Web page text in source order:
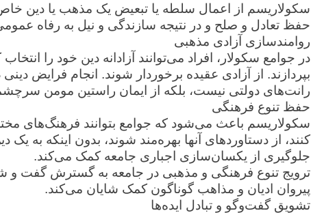
سکولاریسم از اعمال سلطه یا تبعیض یک مذهب یا دین
حفظ تعادل و صلح و در نتیجه سازندگی و نیل به رفاه
روامندسازی آزادی مذهبی
در جوامع سکولار، افراد می‌توانند آزادانه دین خود را
بپردازند. از آزادی عقیده برخوردار شوند. انجام فرایض
رانت‌های دولتی نیست، بلکه از ایمان راستین مومن
حفظ تنوع فرهنگی
سکولاریسم باعث می‌شود که جوامع بتوانند فرهنگ‌های
کنند، از دستاوردهای آنها بهره‌مند شوند، بدون اینکه به
جلوگیری از یکسان‌سازی اجباری جامعه کمک می‌کند.
ترویج تنوع فرهنگی و مذهبی در جامعه به گسترش گفت و
پیروان ادیان و مذاهب گوناگون کمک شایان می‌کند.
تشویق گفت‌وگو و تبادل ایده‌ها